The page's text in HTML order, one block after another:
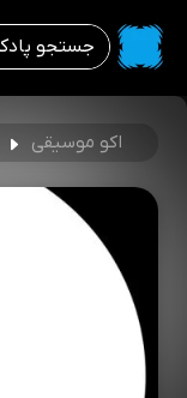
اکو موسیقی